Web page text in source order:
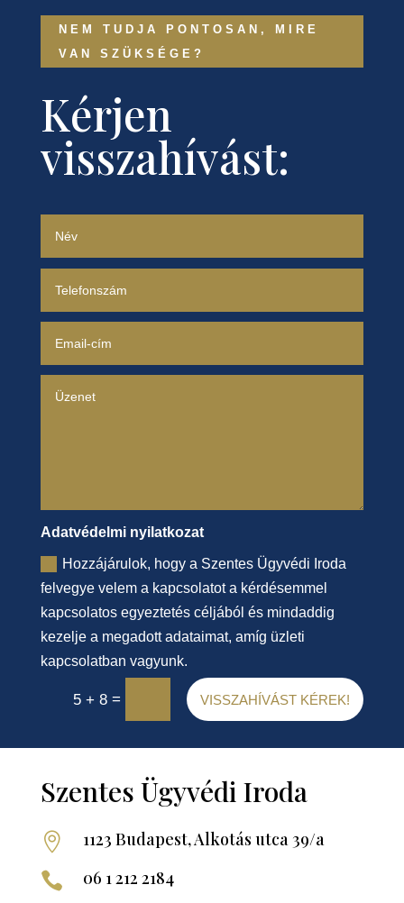
NEM TUDJA PONTOSAN, MIRE
VAN SZÜKSÉGE?
Kérjen
visszahívást:
Adatvédelmi nyilatkozat
Hozzájárulok, hogy a Szentes Ügyvédi Iroda
felvegye velem a kapcsolatot a kérdésemmel
kapcsolatos egyeztetés céljából és mindaddig
kezelje a megadott adataimat, amíg üzleti
kapcsolatban vagyunk.
5 + 8 = VISSZAHÍVÁST KÉREK!
Szentes Ügyvédi Iroda
 1123 Budapest, Alkotás utca 39/a
 06 1 212 2184